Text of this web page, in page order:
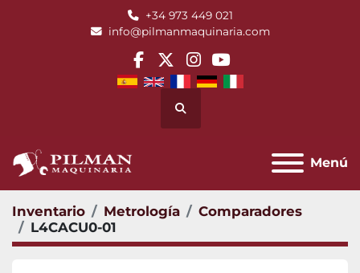
+34 973 449 021
info@pilmanmaquinaria.com
facebook
twitterinstagram
youtube
Buscar
Menú
Inventario Metrología
Comparadores
L4CACU0-01